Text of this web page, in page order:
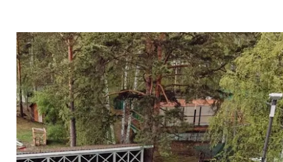
Выпускной
Корпоратив
Новогодний корпоратив